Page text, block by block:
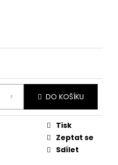
DO KOŠÍKU
Tisk
Zeptat se
Sdílet